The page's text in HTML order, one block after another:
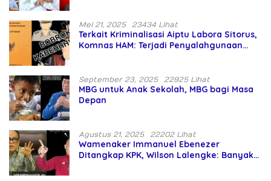
Mei 21, 2025 23434 Lihat
Terkait Kriminalisasi Aiptu Labora Sitorus,
Komnas HAM: Terjadi Penyalahgunaan
September 23, 2025 22925 Lihat
MBG untuk Anak Sekolah, MBG bagi Masa
Depan
Agustus 21, 2025 22202 Lihat
Wamenaker Immanuel Ebenezer
Ditangkap KPK, Wilson Lalengke: Banyak